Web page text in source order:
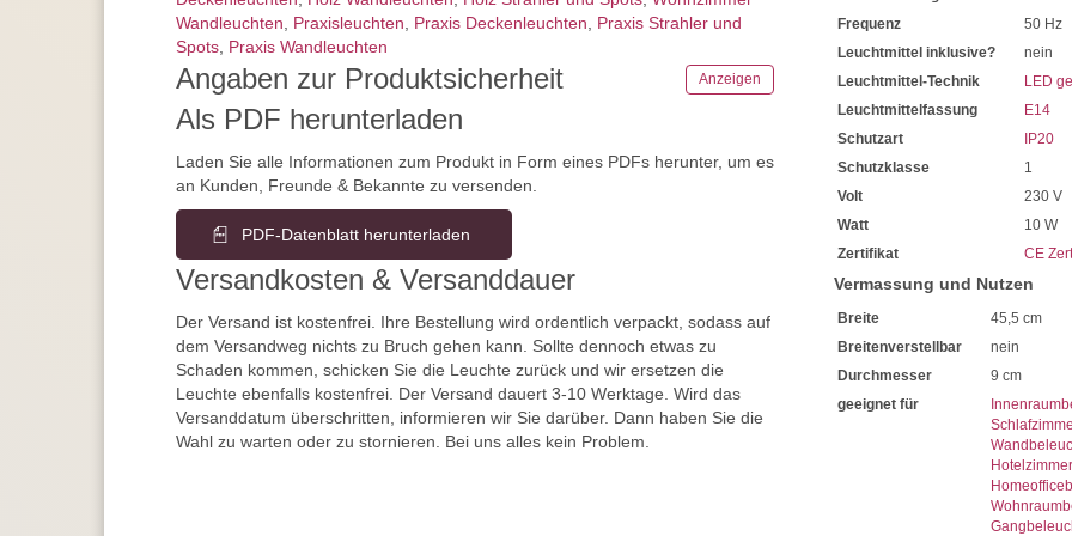
Für den Gebrauch in
45,5 cm misst die Breite
Mit einer Tiefe von 17,5 cm
Der Durchmesser beträgt 9
Integriert ist hier die E14
Für eine Leistung von
Wir empfehlen Ihnen den
Sehr hohe Energiekosten
Bei uns im Sortiment finden
Mit LED-Technik erreichen
Sie haben bei uns 5 Jahre
Erkundigen Sie sich bei
Wir freuen uns auf Ihre
Wandleuchten, Praxisleuchten, Praxis Deckenleuchten, Praxis Strahler und
Spots, Praxis Wandleuchten
Angaben zur Produktsicherheit Anzeigen
Als PDF herunterladen
Laden Sie alle Informationen zum Produkt in Form eines PDFs herunter, um es
an Kunden, Freunde & Bekannte zu versenden.
PDF-Datenblatt herunterladen
Versandkosten & Versanddauer
Der Versand ist kostenfrei. Ihre Bestellung wird ordentlich verpackt, sodass auf
dem Versandweg nichts zu Bruch gehen kann. Sollte dennoch etwas zu
Schaden kommen, schicken Sie die Leuchte zurück und wir ersetzen die
Leuchte ebenfalls kostenfrei. Der Versand dauert 3-10 Werktage. Wird das
Versanddatum überschritten, informieren wir Sie darüber. Dann haben Sie die
Wahl zu warten oder zu stornieren. Bei uns alles kein Problem.
Frequenz
50 Hz
Leuchtmittel inklusive?
nein
Leuchtmittel-Technik
LED
Leuchtmittelfassung
E14
Schutzart
IP20
Schutzklasse
1
Volt
230 V
Watt
10 W
Zertifikat
CE
Vermassung und Nutzen
Breite
45,5 cm
Breitenverstellbar
nein
Durchmesser
9 cm
geeignet für